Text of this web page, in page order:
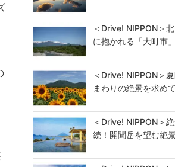
＜Drive! NIPPON＞
に抱かれる「大町市
＜Drive! NIPPON＞
まわりの絶景を求め
＜Drive! NIPPON＞
続！開聞岳を望む絶